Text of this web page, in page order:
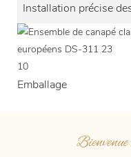
Installation précise
10
Emballage